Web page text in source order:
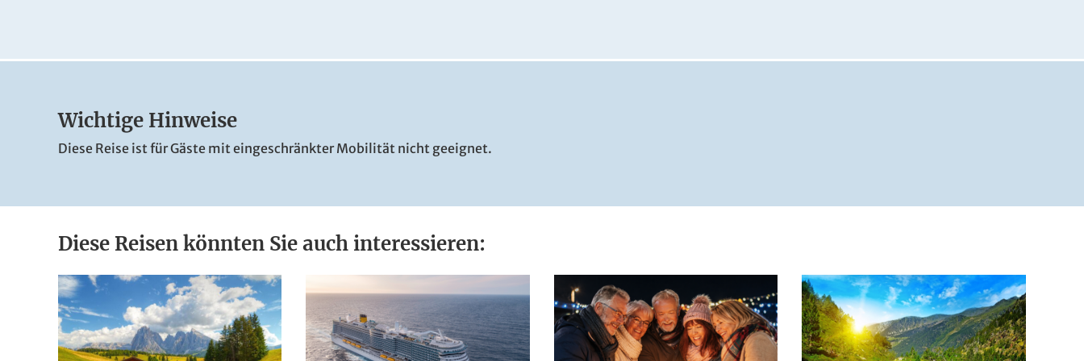
Wichtige Hinweise
Diese Reise ist für Gäste mit eingeschränkter Mobilität nicht geeignet.
Diese Reisen könnten Sie auch interessieren: